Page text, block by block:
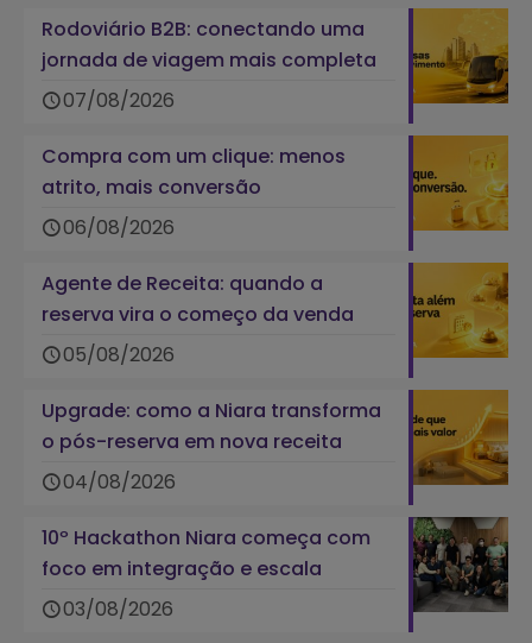
Rodoviário B2B: conectando uma
jornada de viagem mais completa
07/08/2026
Compra com um clique: menos
atrito, mais conversão
06/08/2026
Agente de Receita: quando a
reserva vira o começo da venda
05/08/2026
Upgrade: como a Niara transforma
o pós-reserva em nova receita
04/08/2026
10º Hackathon Niara começa com
foco em integração e escala
03/08/2026